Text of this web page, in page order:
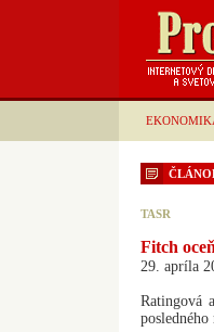
TASR
Fitch
29. apríla
Ratingová